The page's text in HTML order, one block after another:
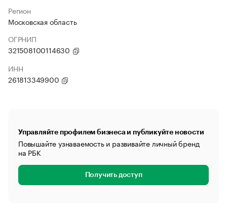
Регион
Московская область
ОГРНИП
321508100114630
ИНН
261813349900
Управляйте профилем бизнеса и публикуйте новости
Повышайте узнаваемость и развивайте личный бренд
на РБК
Получить доступ